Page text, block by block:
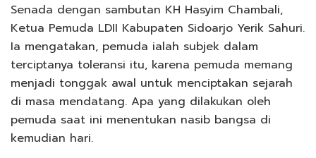
Senada dengan sambutan KH Hasyim Chambali,
Ketua Pemuda LDII Kabupaten Sidoarjo Yerik Sahuri.
Ia mengatakan, pemuda ialah subjek dalam
terciptanya toleransi itu, karena pemuda memang
menjadi tonggak awal untuk menciptakan sejarah
di masa mendatang. Apa yang dilakukan oleh
pemuda saat ini menentukan nasib bangsa di
kemudian hari.